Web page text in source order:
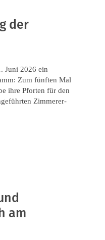
der
Juni 2026 ein
Zum fünften Mal
ihre Pforten für den
Zimmerer-
am